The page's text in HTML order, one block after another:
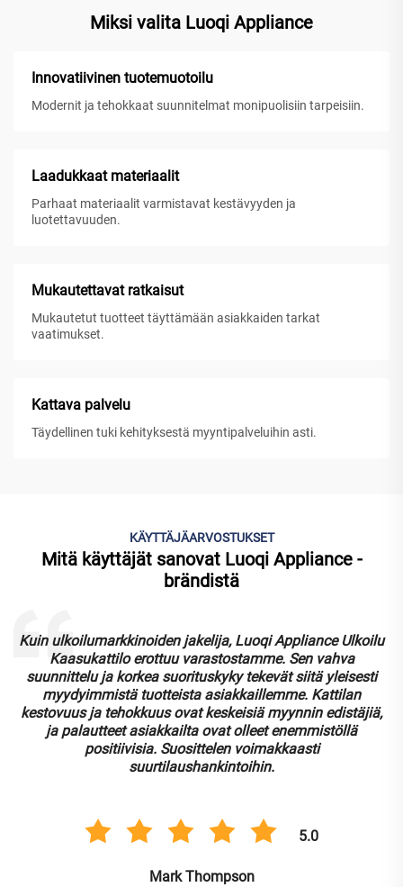
Miksi valita Luoqi Appliance
Innovatiivinen tuotemuotoilu
Modernit ja tehokkaat suunnitelmat monipuolisiin tarpeisiin.
Laadukkaat materiaalit
Parhaat materiaalit varmistavat kestävyyden ja
luotettavuuden.
Mukautettavat ratkaisut
Mukautetut tuotteet täyttämään asiakkaiden tarkat
vaatimukset.
Kattava palvelu
Täydellinen tuki kehityksestä myyntipalveluihin asti.
KÄYTTÄJÄARVOSTUKSET
Mitä käyttäjät sanovat Luoqi Appliance -
brändistä
jakelija, Luoqi Appliance Ulkoilu
erottuu varastostamme. Sen vahva
korkea suorituskyky tekevät siitä yleisesti
tuotteista asiakkaillemme. Kattilan
ovat keskeisiä myynnin edistäjiä,
asiakkailta ovat olleet enemmistöllä
Suosittelen voimakkaasti
suurtilaushankintoihin.
5.0
Mark Thompson
Olemme
verkkokaupan
Grilit ovat
suosittuja